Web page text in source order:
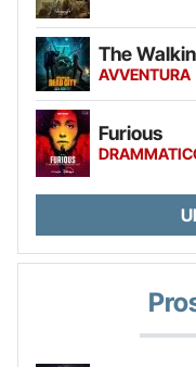
The
AVVENTURA
Furious